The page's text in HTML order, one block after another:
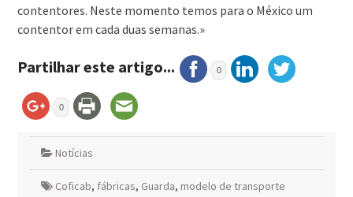
contentores. Neste momento temos para o México um
contentor em cada duas semanas.»
Partilhar este artigo... 0
0
Notícias
Coficab, fábricas, Guarda, modelo de transporte